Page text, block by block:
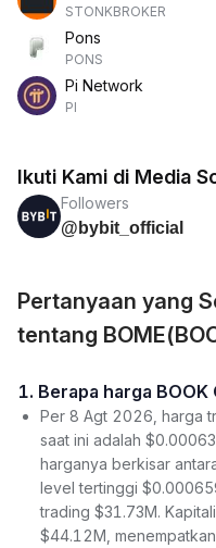
STONKBROKER
Pons
PONS
Pi Network
PI
Ikuti Kami di Media
Followers
@bybit_official
Pertanyaan yang
tentang
1. Berapa harga
Per 8 Agt 2026, harga
saat ini adalah
harganya berkisar
level tertinggi
trading $31.73M.
$44.12M,